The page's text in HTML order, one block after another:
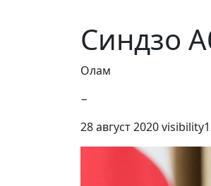
Синдзо
Олам
−
28 август 2020visibility